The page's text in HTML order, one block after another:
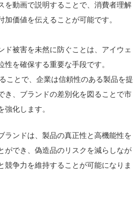
を動画で説明することで、消費者理解
加価値を伝えることが可能です。
ド被害を未然に防ぐことは、アイウェ
性を確保する重要な手段です。
ことで、企業は信頼性のある製品を提
き、ブランドの差別化を図ることで市
強化します。
ランドは、製品の真正性と高機能性を
ができ、偽造品のリスクを減らしなが
競争力を維持することが可能になりま